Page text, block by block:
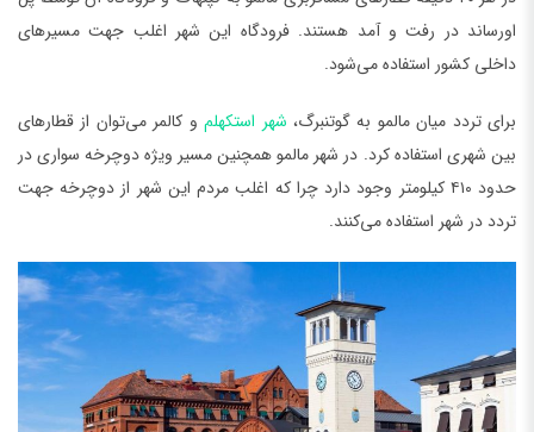
اورساند در رفت و آمد هستند. فرودگاه این شهر اغلب جهت مسیرهای
داخلی کشور استفاده می‌شود.
برای تردد میان مالمو به گوتنبرگ، شهر استکهلمو کالمر می‌توان از قطارهای
بین شهری استفاده کرد. در شهر مالمو همچنین مسیر ویژه دوچرخه سواری در
حدود ۴۱۰ کیلومتر وجود دارد چرا که اغلب مردم این شهر از دوچرخه جهت
تردد در شهر استفاده می‌کنند.